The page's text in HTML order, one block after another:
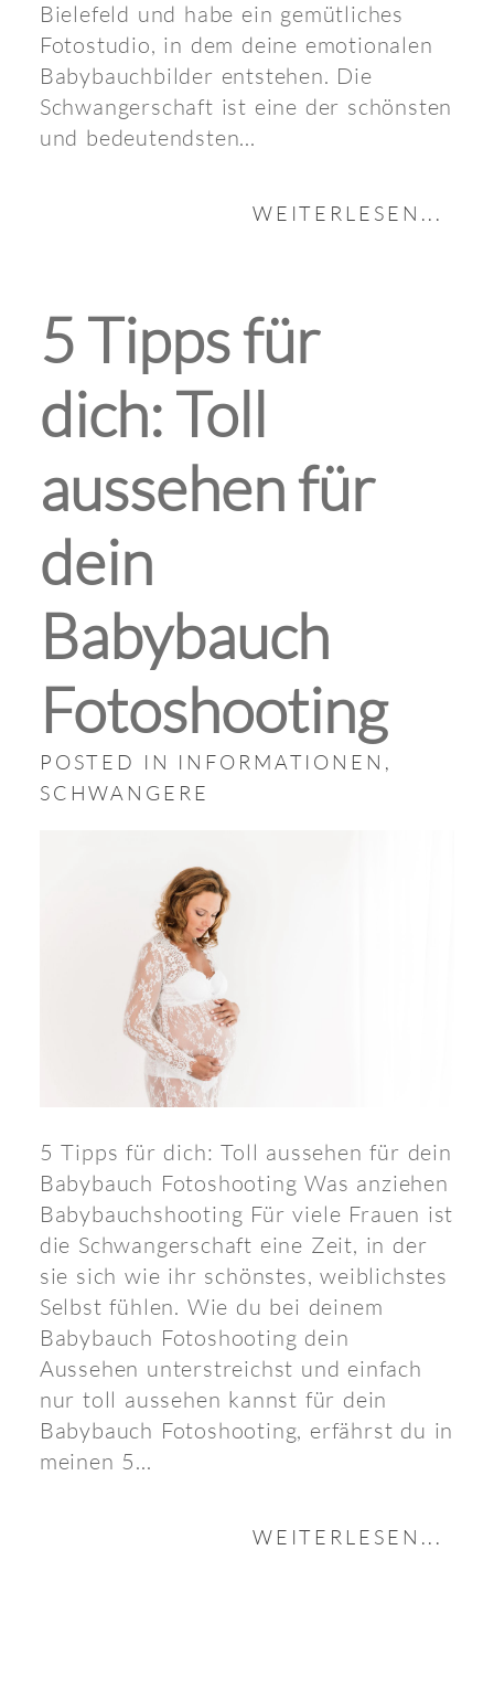
Bielefeld und habe ein gemütliches
Fotostudio, in dem deine emotionalen
Babybauchbilder entstehen. Die
Schwangerschaft ist eine der schönsten
und bedeutendsten...
WEITERLESEN...
5 Tipps für
dich: Toll
aussehen für
dein
Babybauch
Fotoshooting
POSTED IN INFORMATIONEN ,
SCHWANGERE
5 Tipps für dich: Toll aussehen für dein
Babybauch Fotoshooting Was anziehen
Babybauchshooting Für viele Frauen ist
die Schwangerschaft eine Zeit, in der
sie sich wie ihr schönstes, weiblichstes
Selbst fühlen. Wie du bei deinem
Babybauch Fotoshooting dein
Aussehen unterstreichst und einfach
nur toll aussehen kannst für dein
Babybauch Fotoshooting, erfährst du in
meinen 5...
WEITERLESEN...